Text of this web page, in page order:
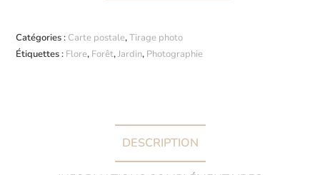
du
printemps"
Catégories : Carte postale,Tirage photo
Étiquettes : Flore, Forêt,Jardin, Photographie
DESCRIPTION